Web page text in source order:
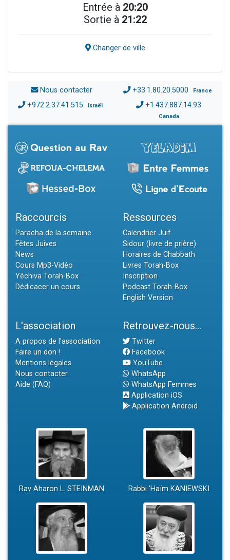
Entrée à 20:20
Sortie à 21:22
Changer de ville
Nous contacter +33.1.80.20.5000 France
+972.2.37.41.515 Israël +1.437.887.14.93
Canada
Raccourcis
Paracha de la semaine
Fêtes Juives
News
Cours Mp3-Vidéo
Yéchiva Torah-Box
Dédicacer un cours
Ressources
Calendrier Juif
Sidour (livre de prière)
Horaires de Chabbath
Livres Torah-Box
Inscription
Podcast Torah-Box
English Version
L'association
A propos de l'association
Faire un don !
Mentions légales
Nous contacter
Aide (FAQ)
Retrouvez-nous...
Twitter
Facebook
YouTube
WhatsApp
WhatsApp Femmes
Application iOS
Application Android
Rav Aharon L. STEINMAN Rabbi 'Haïm KANIEWSKI